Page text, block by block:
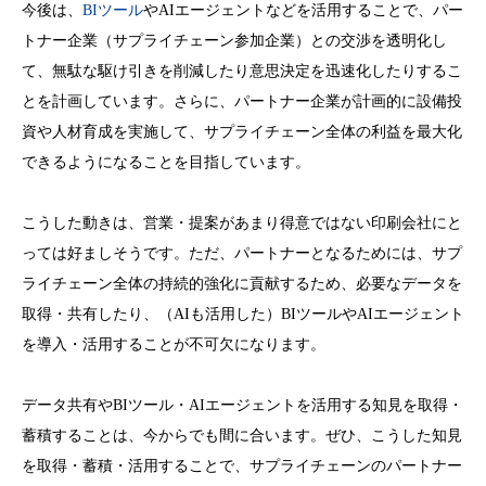
今後は、 BIツールやAIエージェントなどを活用することで、パー
トナー企業（サプライチェーン参加企業）との交渉を透明化し
て、無駄な駆け引きを削減したり意思決定を迅速化したりするこ
とを計画しています。さらに、パートナー企業が計画的に設備投
資や人材育成を実施して、サプライチェーン全体の利益を最大化
できるようになることを目指しています。
こうした動きは、営業・提案があまり得意ではない印刷会社にと
っては好ましそうです。ただ、パートナーとなるためには、サプ
ライチェーン全体の持続的強化に貢献するため、必要なデータを
取得・共有したり、（AIも活用した）BIツールやAIエージェント
を導入・活用することが不可欠になります。
データ共有やBIツール・AIエージェントを活用する知見を取得・
蓄積することは、今からでも間に合います。ぜひ、こうした知見
を取得・蓄積・活用することで、サプライチェーンのパートナー